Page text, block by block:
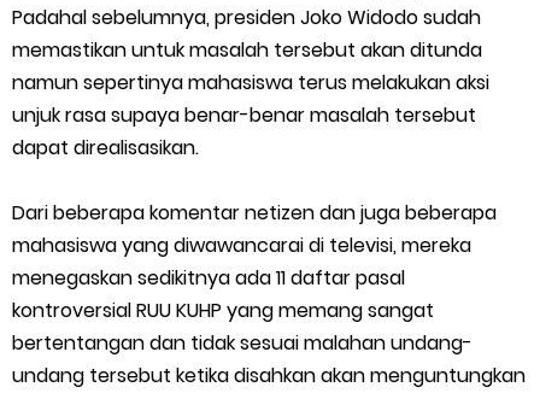
Batas Saldo Untuk Akun Gopay Biasa dan Upgrade
Cara Mudah Melihat QR dan Barcode Shopeepay
Enroute Drop: Arti dan Penjelasan Resi Gosend
Cara Ping Server Shopee Food 2022
Cara Menghubungi CS Lalamove dan Jam Operasionalnya
Cara Mengatasi Aplikasi Gojek Mengalami Gangguan
Padahal sebelumnya, presiden Joko Widodo sudah
memastikan untuk masalah tersebut akan ditunda
namun sepertinya mahasiswa terus melakukan aksi
unjuk rasa supaya benar-benar masalah tersebut
dapat direalisasikan.
Dari beberapa komentar netizen dan juga beberapa
mahasiswa yang diwawancarai di televisi, mereka
menegaskan sedikitnya ada 11 daftar pasal
kontroversial RUU KUHP yang memang sangat
bertentangan dan tidak sesuai malahan undang-
undang tersebut ketika disahkan akan menguntungkan